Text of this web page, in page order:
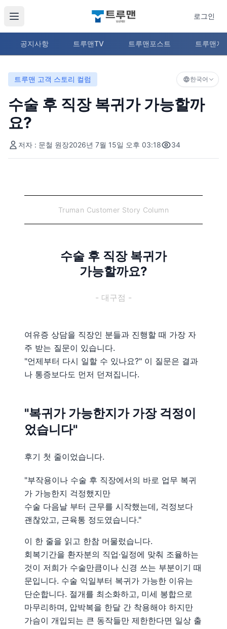
로그인
공지사항 트루맨TV 트루맨포스트 트루맨지
트루맨 고객 스토리 컬럼 한국어
수술 후 직장 복귀가 가능할까
요?
저자 : 문철 원장2026년 7월 15일 오후 03:18 34
Truman Customer Story Column
수술 후 직장 복귀가
가능할까요?
- 대구점 -
여유증 상담을 직장인 분들과 진행할 때 가장 자
주 받는 질문이 있습니다.
"언제부터 다시 일할 수 있나요?" 이 질문은 결과
나 통증보다도 먼저 던져집니다.
"복귀가 가능한지가 가장 걱정이
었습니다"
후기 첫 줄이었습니다.
"부작용이나 수술 후 직장에서의 바로 업무 복귀
가 가능한지 걱정했지만
수술 다음날 부터 근무를 시작했는데, 걱정보다
괜찮았고, 근육통 정도였습니다."
이 한 줄을 읽고 한참 머물렀습니다.
회복기간을 환자분의 직업·일정에 맞춰 조율하는
것이 저희가 수술만큼이나 신경 쓰는 부분이기 때
문입니다. 수술 익일부터 복귀가 가능한 이유는
단순합니다. 절개를 최소화하고, 미세 봉합으로
마무리하며, 압박복을 한달 간 착용해야 하지만
가슴이 개입되는 큰 동작들만 제한한다면 일상 출